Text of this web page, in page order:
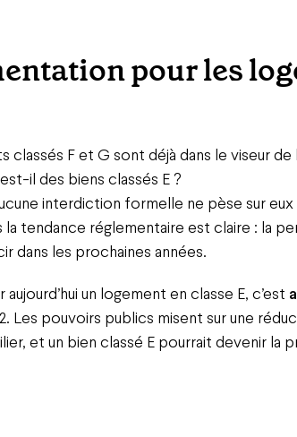
pour les
classés F et G sont déjà dans le viseur
il des biens classés E ?
interdiction formelle ne pèse sur
la tendance réglementaire est claire : la
dans les prochaines années.
aujourd’hui un logement en classe E, c’est
Les pouvoirs publics misent sur une
et un bien classé E pourrait devenir la